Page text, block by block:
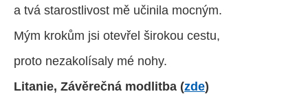
a tvá starostlivost mě učinila mocným.
Mým krokům jsi otevřel širokou cestu,
proto nezakolísaly mé nohy.
Litanie, Závěrečná modlitba (zde)